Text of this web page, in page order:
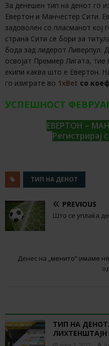
За денешен тип на денот го
Евертон и Манчестер Сити.
задоволен со пласманот кој
страна Сити се бори за
бода зад лидерот Ливерпул.
освојат Премиер Лигата,
екипи каква што е Евертон.
го изиграте во 1xBet со
УСПЕШНОСТ
ЕВЕРТОН –
Регистрирај
ТИП НА ДЕНОТ
PREVIOUS
Што се уплаќа
Денес на „менито“ имаме
ТИП НА ДЕНОТ: